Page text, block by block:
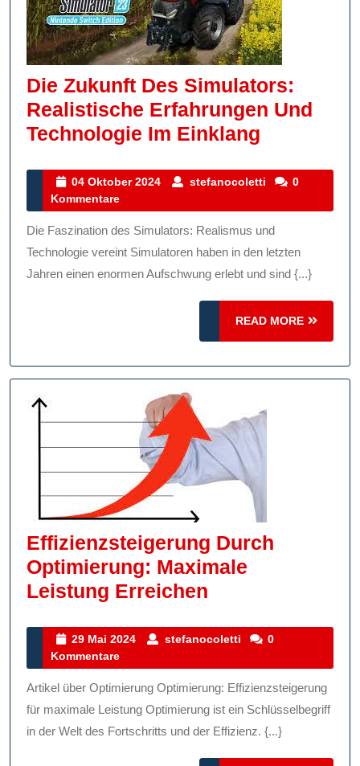
Die Zukunft Des Simulators:
Realistische Erfahrungen Und
Technologie Im Einklang
Des
Und
Im
04 Oktober 2024
04
2024
stefanocoletti stefanocoletti
0
Kommentare
Die Faszination des Simulators: Realismus und
Technologie vereint Simulatoren haben in den letzten
Jahren einen enormen Aufschwung erlebt und sind {...}
READ MORE
READ
MORE
Effizienzsteigerung Durch
Optimierung: Maximale
Leistung Erreichen
Optimierung:
Leistung
Erreichen
29 Mai 2024
29
2024
stefanocoletti stefanocoletti
0
Kommentare
Artikel über Optimierung Optimierung: Effizienzsteigerung
für maximale Leistung Optimierung ist ein Schlüsselbegriff
in der Welt des Fortschritts und der Effizienz. {...}